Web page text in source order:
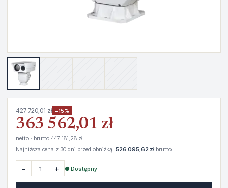
427 720,01 zł −15%
363 562,01 zł
netto · brutto 447 181,28 zł
Najniższa cena z 30 dni przed obniżką: 526 095,62 złbrutto
− + ● Dostępny